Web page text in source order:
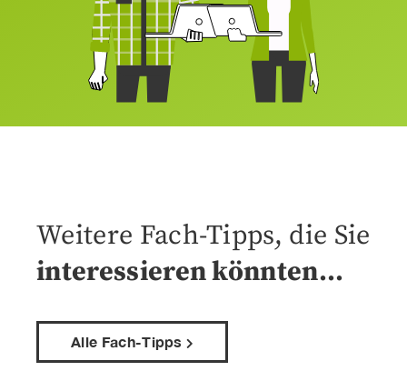
Weitere Fach-Tipps, die Sie
interessieren könnten…
Alle Fach-Tipps